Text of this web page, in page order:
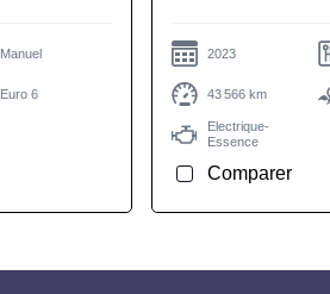
Manuel
Euro 6
2023
43 566 km
Electrique-
Essence
Comparer